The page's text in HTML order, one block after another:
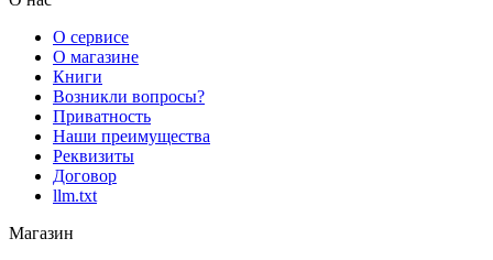
О сервисе
О магазине
Книги
Возникли вопросы?
Приватность
Наши преимущества
Реквизиты
Договор
llm.txt
Магазин